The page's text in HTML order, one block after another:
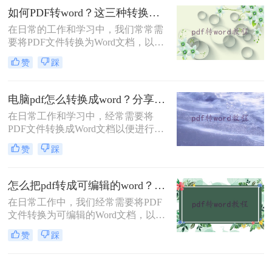
档，以便进行编辑和修改。那么电脑
pdf怎么免费转word呢？本文将介绍两
种免费将电脑上的PDF转换为Word的
方法。
如何PDF转word？这三种转换方法了解一下！
在日常的工作和学习中，我们常常需
要将PDF文件转换为Word文档，以便
进行编辑和修改。然而，由于PDF和
Word是两种不同的文件格式，转换过
PDF转word呢？本文将介绍三种高效
且实用的PDF转Word方法，帮助用户
轻松完成文件格式转换。
赞 踩
电脑pdf怎么转换成word？分享三种实用转换方法！
在日常工作和学习中，经常需要将
PDF文件转换成Word文档以便进行编
辑和修改。那么电脑pdf怎么转换成
word呢？本文将介绍三种常用的电脑
赞 踩
怎么把pdf转成可编辑的word？建议收藏这五种转换方法！
在日常工作中，我们经常需要将PDF
文件转换为可编辑的Word文档，以便
于修改、编辑和重新排版。然而，由
于PDF文件的特殊性质，直接转换可
赞 踩